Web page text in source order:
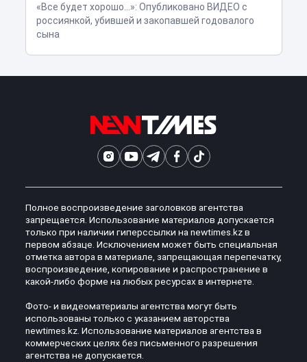
«Все будет хорошо…»: Опубликовано ВИДЕО с
россиянкой, убившей и закопавшей годовалого
сына
Полное воспроизведение заголовков агентства
запрещается. Использование материалов допускается
только при наличии гиперссылки на newtimes.kz в
первом абзаце. Исключением может быть специальная
отметка автора в материале, запрещающая перепечатку,
воспроизведение, копирование и распространение в
какой-либо форме на любых ресурсах в интернете.
Фото- и видеоматериалы агентства могут быть
использованы только с указанием авторства
newtimes.kz. Использование материалов агентства в
коммерческих целях без письменного разрешения
агентства не допускается.